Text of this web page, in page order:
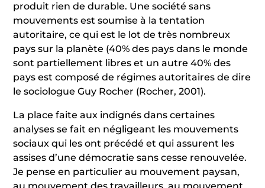
produit rien de durable. Une société sans
mouvements est soumise à la tentation
autoritaire, ce qui est le lot de très nombreux
pays sur la planète (40% des pays dans le monde
sont partiellement libres et un autre 40% des
pays est composé de régimes autoritaires de dire
le sociologue Guy Rocher (Rocher, 2001).
La place faite aux indignés dans certaines
analyses se fait en négligeant les mouvements
sociaux qui les ont précédé et qui assurent les
assises d’une démocratie sans cesse renouvelée.
Je pense en particulier au mouvement paysan,